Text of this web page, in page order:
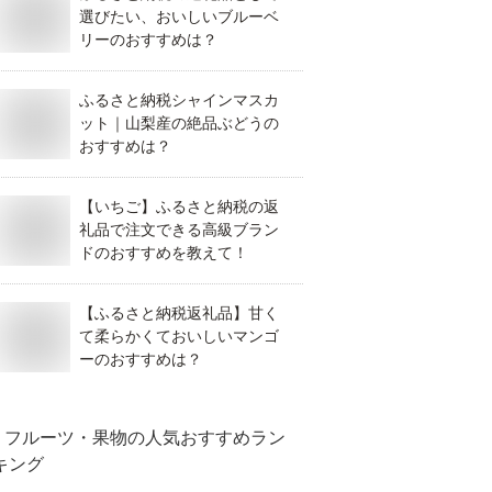
選びたい、おいしいブルーベ
リーのおすすめは？
ふるさと納税シャインマスカ
ット｜山梨産の絶品ぶどうの
おすすめは？
【いちご】ふるさと納税の返
礼品で注文できる高級ブラン
ドのおすすめを教えて！
【ふるさと納税返礼品】甘く
て柔らかくておいしいマンゴ
ーのおすすめは？
フルーツ・果物の人気おすすめラン
ング